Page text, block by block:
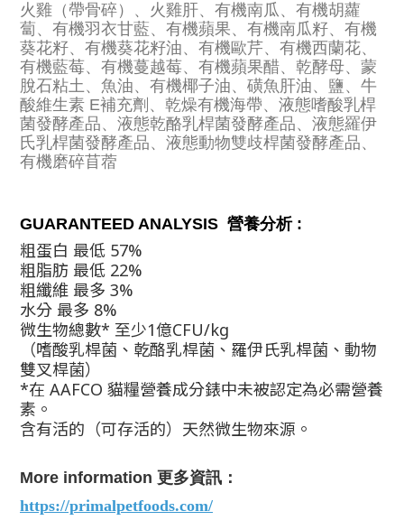
火雞（帶骨碎）、火雞肝、有機南瓜、有機胡蘿
蔔、有機羽衣甘藍、有機蘋果、有機南瓜籽、有機
葵花籽、有機葵花籽油、有機歐芹、有機西蘭花、
有機藍莓、有機蔓越莓、有機蘋果醋、乾酵母、蒙
脫石粘土、魚油、有機椰子油、磺魚肝油、鹽、牛
酸維生素 E補充劑、乾燥有機海帶、液態嗜酸乳桿
菌發酵產品、液態乾酪乳桿菌發酵產品、液態羅伊
氏乳桿菌發酵產品、液態動物雙歧桿菌發酵產品、
有機磨碎苜蓿
GUARANTEED ANALYSIS 營養分析:
粗蛋白 最低 57%
粗脂肪 最低 22%
粗纖維 最多 3%
水分 最多 8%
微生物總數* 至少1億CFU/kg
（嗜酸乳桿菌、乾酪乳桿菌、羅伊氏乳桿菌、動物
雙叉桿菌）
*在 AAFCO 貓糧營養成分錶中未被認定為必需營養
素。
含有活的（可存活的）天然微生物來源。
More information 更多資訊：
https://primalpetfoods.com/